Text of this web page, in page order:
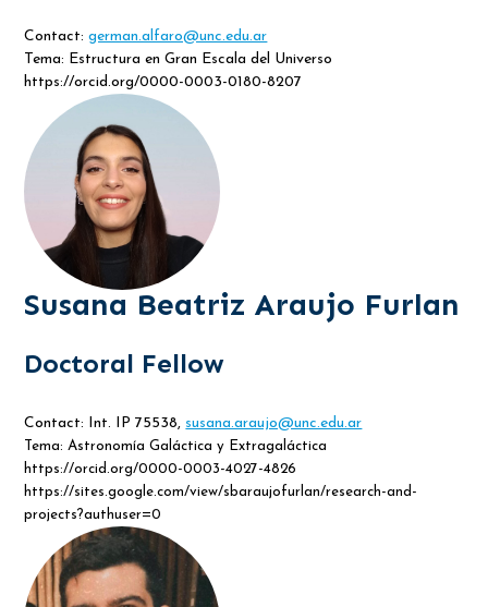
Contact:german.alfaro@unc.edu.ar
Tema: Estructura en Gran Escala del Universo
https://orcid.org/0000-0003-0180-8207
Susana Beatriz Araujo Furlan
Doctoral Fellow
Contact: Int. IP 75538, susana.araujo@unc.edu.ar
Tema: Astronomía Galáctica y Extragaláctica
https://orcid.org/0000-0003-4027-4826
https://sites.google.com/view/sbaraujofurlan/research-and-
projects?authuser=0